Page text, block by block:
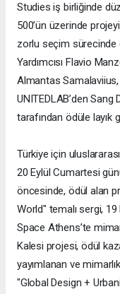
Studies iş birliğinde
500’ün üzerinde
zorlu seçim sürecinde
Yardımcısı Flavio
Almantas
UNITEDLAB’den
tarafından ödüle layık
Türkiye için
20 Eylül Cumartesi
öncesinde, ödül alan
World" temalı sergi,
Space Athens’te
Kalesi projesi, ödül
yayımlanan ve
"Global Design +